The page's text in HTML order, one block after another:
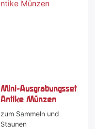
Mini-Ausgrabungsset
Antike Münzen
zum Sammeln und
Staunen